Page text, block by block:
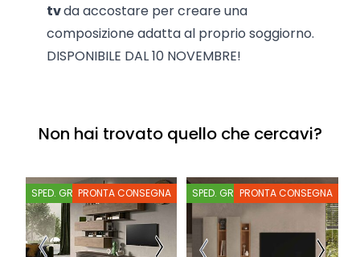
tvda accostare per creare una
composizione adatta al proprio soggiorno.
DISPONIBILE DAL 10 NOVEMBRE!
Non hai trovato quello che cercavi?
SPED. GRATISPRONTA CONSEGNA SPED. GRATISPRONTA CONSEGNA